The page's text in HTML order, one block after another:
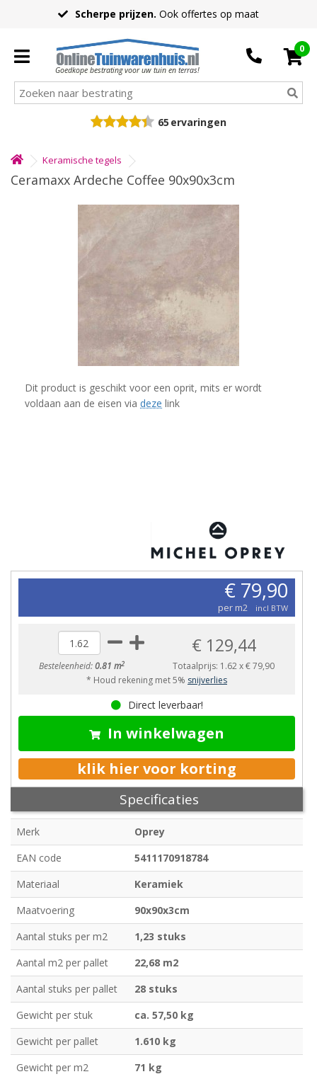
Scherpe prijzen. Ook offertes op maat
Goedkope bestrating voor uw tuin en terras!
0
65 ervaringen
Keramische tegels
Ceramaxx Ardeche Coffee 90x90x3cm
Dit product is geschikt voor een oprit, mits er wordt
voldaan aan de eisen via deze link
€ 79,90
per m2 incl BTW
Besteleenheid:0.81 m2
€ 129,44
Totaalprijs: 1.62x€ 79,90
* Houd rekening met 5% snijverlies
Direct leverbaar!
In winkelwagen
klik hier voor korting
Specificaties
Merk
Oprey
EAN code
5411170918784
Materiaal
Keramiek
Maatvoering
90x90x3cm
Aantal stuks per m2
1,23 stuks
Aantal m2 per pallet
22,68 m2
Aantal stuks per pallet
28 stuks
Gewicht per stuk
ca. 57,50 kg
Gewicht per pallet
1.610 kg
Gewicht per m2
71 kg